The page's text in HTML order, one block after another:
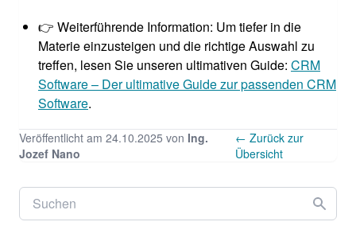
👉 Weiterführende Information: Um tiefer in die
Materie einzusteigen und die richtige Auswahl zu
treffen, lesen Sie unseren ultimativen Guide: CRM
Software – Der ultimative Guide zur passenden CRM
Software.
Veröffentlicht am 24.10.2025 von Ing.
Jozef Nano
← Zurück zur
Übersicht